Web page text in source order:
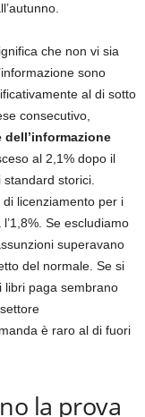
che non vi sia
sono
al di sotto
consecutivo,
al 2,1% dopo il
storici.
licenziamento per i
Se escludiamo
superavano
del normale. Se si
libri paga sembrano
è raro al di fuori
la prova